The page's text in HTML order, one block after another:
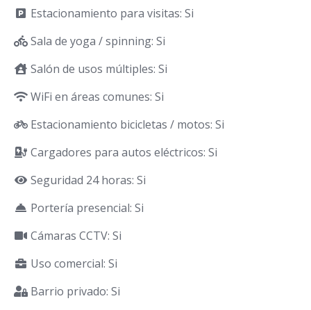
Estacionamiento para visitas: Si
Sala de yoga / spinning: Si
Salón de usos múltiples: Si
WiFi en áreas comunes: Si
Estacionamiento bicicletas / motos: Si
Cargadores para autos eléctricos: Si
Seguridad 24 horas: Si
Portería presencial: Si
Cámaras CCTV: Si
Uso comercial: Si
Barrio privado: Si